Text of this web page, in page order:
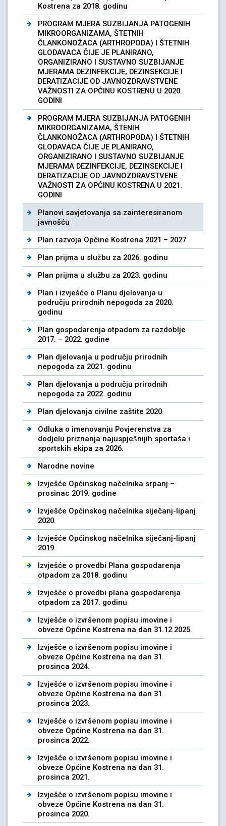
Kostrena za 2018. godinu
PROGRAM MJERA SUZBIJANJA PATOGENIH
MIKROORGANIZAMA, ŠTETNIH
ČLANKONOŽACA (ARTHROPODA) I ŠTETNIH
GLODAVACA ČIJE JE PLANIRANO,
ORGANIZIRANO I SUSTAVNO SUZBIJANJE
MJERAMA DEZINFEKCIJE, DEZINSEKCIJE I
DERATIZACIJE OD JAVNOZDRAVSTVENE
VAŽNOSTI ZA OPĆINU KOSTRENU U 2020.
GODINI
PROGRAM MJERA SUZBIJANJA PATOGENIH
MIKROORGANIZAMA, ŠTENIH
ČLANKONOŽACA (ARTHROPODA) I ŠTETNIH
GLODAVACA ČIJE JE PLANIRANO,
ORGANIZIRANO I SUSTAVNO SUZBIJANJE
MJERAMA DEZINFEKCIJE, DEZINSEKCIJE I
DERATIZACIJE OD JAVNOZDRAVSTVENE
VAŽNOSTI ZA OPĆINU KOSTRENA U 2021.
GODINI
Planovi savjetovanja sa zainteresiranom
javnošću
Plan razvoja Općine Kostrena 2021 – 2027
Plan prijma u službu za 2026. godinu
Plan prijma u službu za 2023. godinu
Plan i izvješće o Planu djelovanja u
području prirodnih nepogoda za 2020.
godinu
Plan gospodarenja otpadom za razdoblje
2017. – 2022. godine
Plan djelovanja u području prirodnih
nepogoda za 2021. godinu
Plan djelovanja u podruĉju prirodnih
nepogoda za 2022. godinu
Plan djelovanja civilne zaštite 2020.
Odluka o imenovanju Povjerenstva za
dodjelu priznanja najuspješnijih sportaša i
sportskih ekipa za 2026.
Narodne novine
Izvješće Općinskog načelnika srpanj –
prosinac 2019. godine
Izvješće Općinskog načelnika siječanj-lipanj
2020.
Izvješće Općinskog načelnika siječanj-lipanj
2019.
Izvješće o provedbi Plana gospodarenja
otpadom za 2018. godinu
Izvješće o provedbi plana gospodarenja
otpadom za 2017. godinu
Izvješće o izvršenom popisu imovine i
obveze Općine Kostrena na dan 31.12.2025.
Izvješće o izvršenom popisu imovine i
obveze Općine Kostrena na dan 31.
prosinca 2024.
Izvješće o izvršenom popisu imovine i
obveze Općine Kostrena na dan 31.
prosinca 2023.
Izvješće o izvršenom popisu imovine i
obveze Općine Kostrena na dan 31.
prosinca 2022.
Izvješće o izvršenom popisu imovine i
obveze Općine Kostrena na dan 31.
prosinca 2021.
Izvješće o izvršenom popisu imovine i
obveze Općine Kostrena na dan 31.
prosinca 2020.